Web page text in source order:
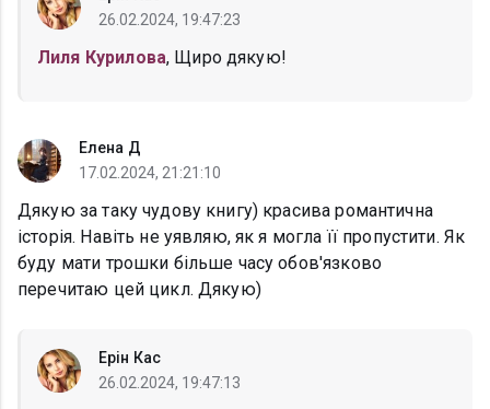
26.02.2024, 19:47:23
Лиля Курилова, Щиро дякую!
Елена Д
17.02.2024, 21:21:10
Дякую за таку чудову книгу) красива романтична
історія. Навіть не уявляю, як я могла її пропустити. Як
буду мати трошки більше часу обов'язково
перечитаю цей цикл. Дякую)
Ерін Кас
26.02.2024, 19:47:13